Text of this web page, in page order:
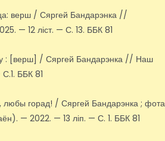
верш / Сяргей Бандарэнка //
— 12 ліст. — С. 13. ББК 81
: [верш] / Сяргей Бандарэнка // Наш
ББК 81
любы горад! / Сяргей Бандарэнка ; фота
— 2022. — 13 ліп. — С. 1. ББК 81